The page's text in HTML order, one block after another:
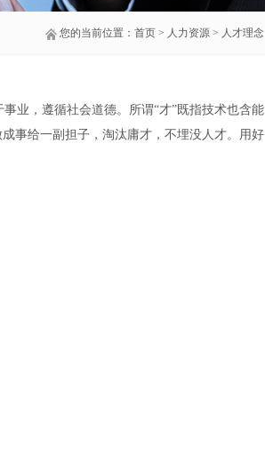
您的当前位置： 首页 > 人力资源 > 人才理念
业，遵循社会道德。所谓“才”既指技术也含能
事给一副担子，淘汰庸才，不埋没人才。用好